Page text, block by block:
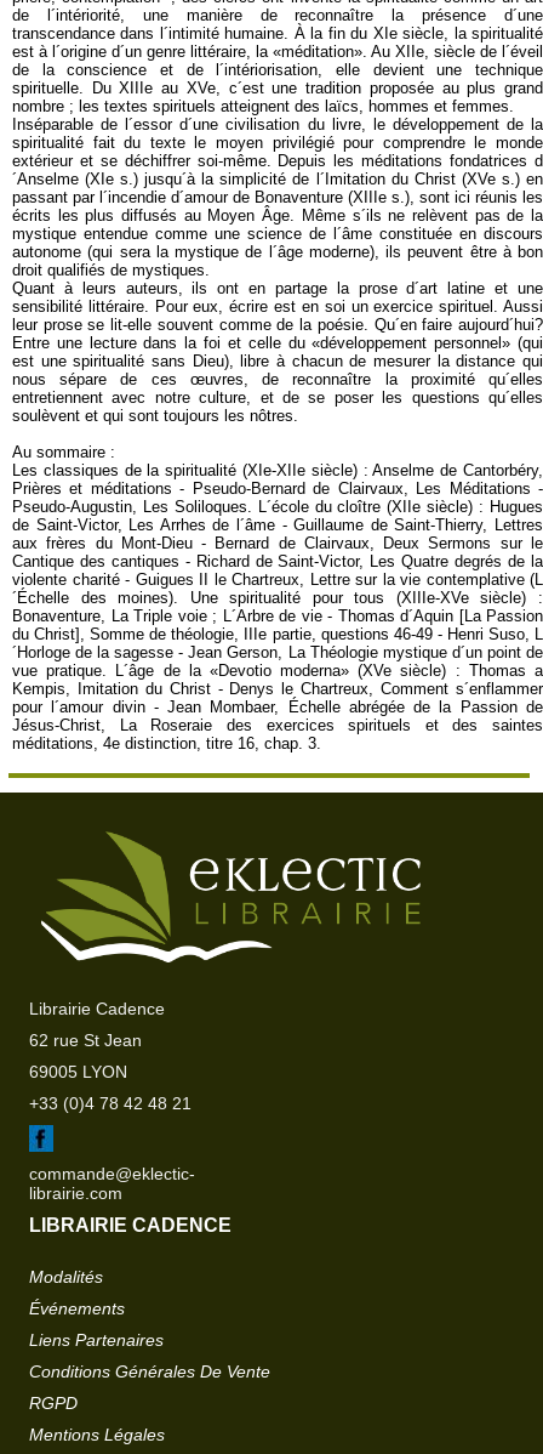
de l´intériorité, une manière de reconnaître la présence d´une
transcendance dans l´intimité humaine. À la fin du XIe siècle, la spiritualité
est à l´origine d´un genre littéraire, la «méditation». Au XIIe, siècle de l´éveil
de la conscience et de l´intériorisation, elle devient une technique
spirituelle. Du XIIIe au XVe, c´est une tradition proposée au plus grand
nombre ; les textes spirituels atteignent des laïcs, hommes et femmes.
Inséparable de l´essor d´une civilisation du livre, le développement de la
spiritualité fait du texte le moyen privilégié pour comprendre le monde
extérieur et se déchiffrer soi-même. Depuis les méditations fondatrices d
´Anselme (XIe s.) jusqu´à la simplicité de l´Imitation du Christ (XVe s.) en
passant par l´incendie d´amour de Bonaventure (XIIIe s.), sont ici réunis les
écrits les plus diffusés au Moyen Âge. Même s´ils ne relèvent pas de la
mystique entendue comme une science de l´âme constituée en discours
autonome (qui sera la mystique de l´âge moderne), ils peuvent être à bon
droit qualifiés de mystiques.
Quant à leurs auteurs, ils ont en partage la prose d´art latine et une
sensibilité littéraire. Pour eux, écrire est en soi un exercice spirituel. Aussi
leur prose se lit-elle souvent comme de la poésie. Qu´en faire aujourd´hui?
Entre une lecture dans la foi et celle du «développement personnel» (qui
est une spiritualité sans Dieu), libre à chacun de mesurer la distance qui
nous sépare de ces œuvres, de reconnaître la proximité qu´elles
entretiennent avec notre culture, et de se poser les questions qu´elles
soulèvent et qui sont toujours les nôtres.
Au sommaire :
Les classiques de la spiritualité (XIe-XIIe siècle) : Anselme de Cantorbéry,
Prières et méditations - Pseudo-Bernard de Clairvaux, Les Méditations -
Pseudo-Augustin, Les Soliloques. L´école du cloître (XIIe siècle) : Hugues
de Saint-Victor, Les Arrhes de l´âme - Guillaume de Saint-Thierry, Lettres
aux frères du Mont-Dieu - Bernard de Clairvaux, Deux Sermons sur le
Cantique des cantiques - Richard de Saint-Victor, Les Quatre degrés de la
violente charité - Guigues II le Chartreux, Lettre sur la vie contemplative (L
´Échelle des moines). Une spiritualité pour tous (XIIIe-XVe siècle) :
Bonaventure, La Triple voie ; L´Arbre de vie - Thomas d´Aquin [La Passion
du Christ], Somme de théologie, IIIe partie, questions 46-49 - Henri Suso, L
´Horloge de la sagesse - Jean Gerson, La Théologie mystique d´un point de
vue pratique. L´âge de la «Devotio moderna» (XVe siècle) : Thomas a
Kempis, Imitation du Christ - Denys le Chartreux, Comment s´enflammer
pour l´amour divin - Jean Mombaer, Échelle abrégée de la Passion de
Jésus-Christ, La Roseraie des exercices spirituels et des saintes
méditations, 4e distinction, titre 16, chap. 3.
Librairie Cadence
62 rue St Jean
69005 LYON
+33 (0)4 78 42 48 21
commande@eklectic-
librairie.com
LIBRAIRIE CADENCE
Modalités
Événements
Liens Partenaires
Conditions Générales De Vente
RGPD
Mentions Légales